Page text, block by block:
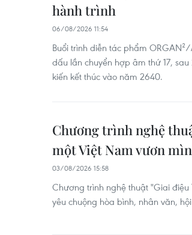
hành trình
06/08/2026 11:54
Buổi trình diễn tác phẩm
dấu lần chuyển hợp âm thứ 17,
kiến kết thúc vào năm 2640.
Chương trình nghệ
một Việt Nam vươn
03/08/2026 15:58
Chương trình nghệ thuật "Giai
yêu chuộng hòa bình, nhân văn,